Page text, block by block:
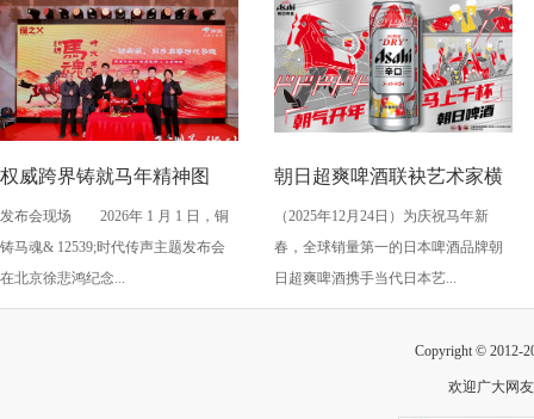
权威跨界铸就马年精神图
腾！“铜铸马魂・时代传
声”发布会震撼启幕
发布会现场 2026年 1 月 1 日，铜
铸马魂& 12539;时代传声主题发布会
在北京徐悲鸿纪念...
朝日超爽啤酒联袂艺术家横
山裕一 推出马年新春限量版
包装 点燃佳节庆典氛围
（2025年12月24日）为庆祝马年新
春，全球销量第一的日本啤酒品牌朝
日超爽啤酒携手当代日本艺...
Copyright © 2012-
欢迎广大网